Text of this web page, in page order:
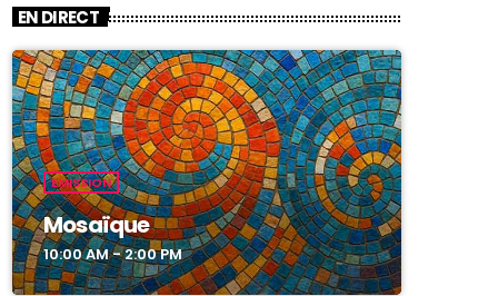
EN DIRECT
EMISSION
Mosaïque
10:00 AM - 2:00 PM